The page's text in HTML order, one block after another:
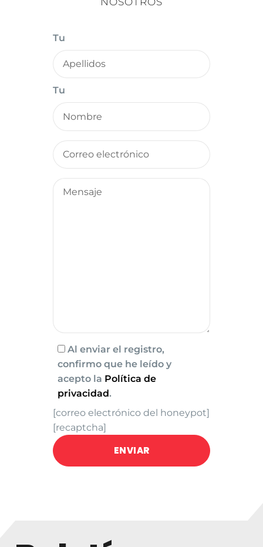
Tu
Tu
Tu dirección de correo electrónico
Tu mensaje
Al enviar el registro,
confirmo que he leído y
acepto la Política de
privacidad.
[correo electrónico del honeypot]
[recaptcha]